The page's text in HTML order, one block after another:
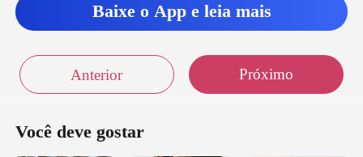
Baixe o App e leia mais
Anterior Próximo
Você deve gostar